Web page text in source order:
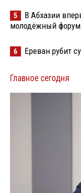
5
В Абхазии
молодёжный форум
6 Ереван рубит
Главное сегодня